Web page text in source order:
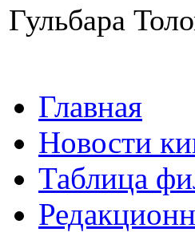
Гульбара
Главная
Новости
Таблица